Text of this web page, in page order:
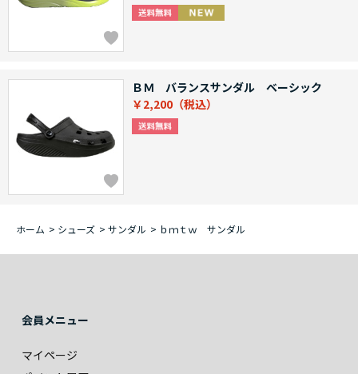
ＢＭ バランスサンダル ベーシック
￥2,200
ホーム > シューズ > サンダル > ｂｍｔｗ サンダル
会員メニュー
マイページ